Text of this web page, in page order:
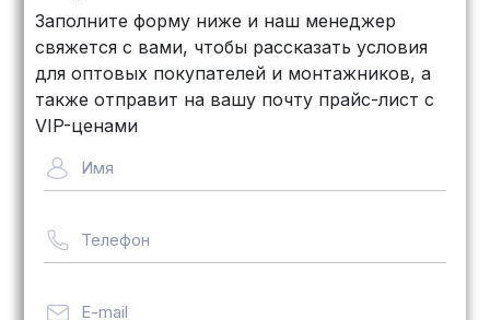
объемных заказов. Сроки — от 3
дней, стоимость — от500 рублей
Байкал Сервис: Идеально подходит
для крупногабаритных товаров.
рассчитывается индивидуально
Важно! Мы заботимся о том, чтобы
целости и сохранности, независимо
Заполните форму ниже и наш менеджер
свяжется с вами, чтобы рассказать условия
для оптовых покупателей и монтажников, а
также отправит на вашу почту прайс-лист с
VIP-ценами
Имя
Телефон
E-mail